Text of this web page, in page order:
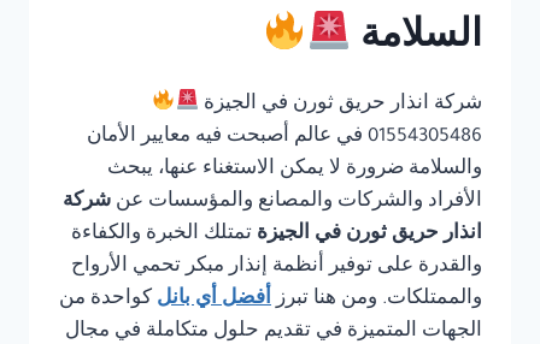
السلامة
شركة انذار حريق ثورن في الجيزة
01554305486 في عالم أصبحت فيه معايير الأمان
والسلامة ضرورة لا يمكن الاستغناء عنها، يبحث
الأفراد والشركات والمصانع والمؤسسات عن شركة
انذار حريق ثورن في الجيزة تمتلك الخبرة والكفاءة
والقدرة على توفير أنظمة إنذار مبكر تحمي الأرواح
والممتلكات. ومن هنا تبرز أفضل أي بانل كواحدة من
الجهات المتميزة في تقديم حلول متكاملة في مجال